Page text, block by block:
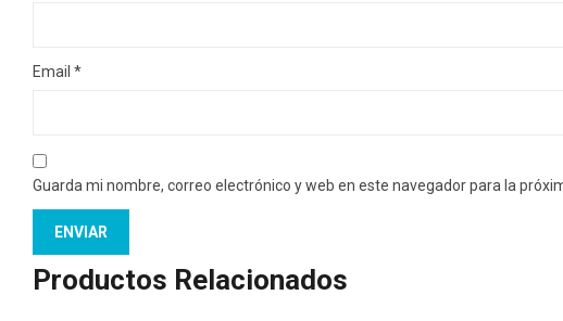
Email *
Guarda mi nombre, correo electrónico y web en este navegador para la
Productos Relacionados